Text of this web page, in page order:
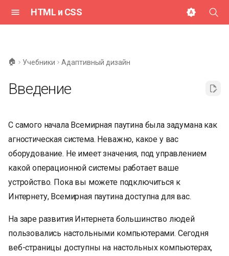
HTML и CSS
ц
а
л
з
а
ц
и
🏠 Учебники Адаптивный дизайн
Введение
С самого начала Всемирная паутина была задумана как
агностическая система. Неважно, какое у вас
оборудование. Не имеет значения, под управлением
какой операционной системы работает ваше
устройство. Пока вы можете подключиться к
Интернету, Всемирная паутина доступна для вас.
На заре развития Интернета большинство людей
пользовались настольными компьютерами. Сегодня
веб-страницы доступны на настольных компьютерах,